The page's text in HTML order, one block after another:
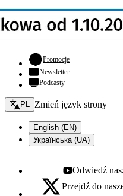
Promocje- otwiera się w
Newsletter
Podcasty
Zmień język - bieżący:
PL Zmień język strony
English (EN)
Українська (UA)
Youtube - otwiera
Odwiedź
X - otwiera się w nowej
Przejdź do